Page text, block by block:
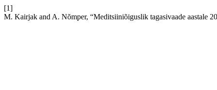
[1]
M. Kairjak and A. Nõmper, “Meditsiiniõiguslik tagasivaade aastale